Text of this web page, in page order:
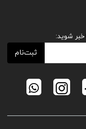
خبر شوید:
ثبت‌نام